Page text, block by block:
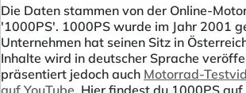
Die Daten stammen von der Online-
'1000PS'. 1000PS wurde im Jahr 2001
Unternehmen hat seinen Sitz in
Inhalte wird in deutscher Sprache
präsentiert jedoch auch Motorrad-
auf YouTube. Hier findest du 1000PS auf